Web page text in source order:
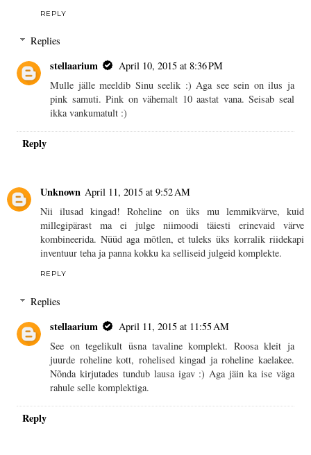
REPLY
Replies
stellaarium
April 10, 2015 at 8:36 PM
Mulle jälle meeldib Sinu seelik :) Aga see sein on ilus ja
pink samuti. Pink on vähemalt 10 aastat vana. Seisab seal
ikka vankumatult :)
Reply
Unknown April 11, 2015 at 9:52 AM
Nii ilusad kingad! Roheline on üks mu lemmikvärve, kuid
millegipärast ma ei julge niimoodi täiesti erinevaid värve
kombineerida. Nüüd aga mõtlen, et tuleks üks korralik riidekapi
inventuur teha ja panna kokku ka selliseid julgeid komplekte.
REPLY
Replies
stellaarium
April 11, 2015 at 11:55 AM
See on tegelikult üsna tavaline komplekt. Roosa kleit ja
juurde roheline kott, rohelised kingad ja roheline kaelakee.
Nõnda kirjutades tundub lausa igav :) Aga jäin ka ise väga
rahule selle komplektiga.
Reply